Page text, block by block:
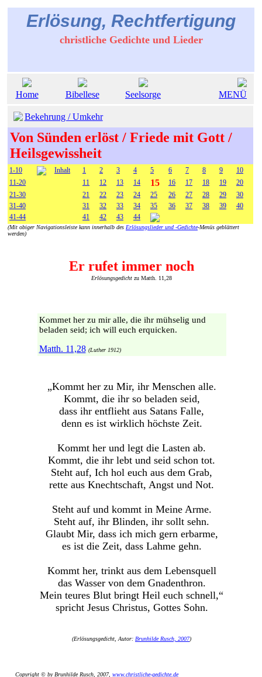
Erlösung, Rechtfertigung
christliche Gedichte und Lieder
Home Bibellese Seelsorge MENÜ
Bekehrung / Umkehr
Von Sünden erlöst / Friede mit Gott /
Heilsgewissheit
1-10 Inhalt 1 2 3 4 5 6 7 8 9
10
11-20
11 12 13 14 15 16 17 18 19
20
21-30
21 22 23 24 25 26 27 28 29
30
31-40
31 32 33 34 35 36 37 38 39
40
41-44
41 42 43 44
(Mit obiger Navigationsleiste kann innerhalb des Erlösungslieder und -Gedichte-Menüs geblättert
werden)
Er rufet immer noch
Erlösungsgedicht zu Matth. 11,28
Kommet her zu mir alle, die ihr mühselig und
beladen seid; ich will euch erquicken.
Matth. 11,28 (Luther 1912)
„Kommt her zu Mir, ihr Menschen alle.
Kommt, die ihr so beladen seid,
dass ihr entflieht aus Satans Falle,
denn es ist wirklich höchste Zeit.
Kommt her und legt die Lasten ab.
Kommt, die ihr lebt und seid schon tot.
Steht auf, Ich hol euch aus dem Grab,
rette aus Knechtschaft, Angst und Not.
Steht auf und kommt in Meine Arme.
Steht auf, ihr Blinden, ihr sollt sehn.
Glaubt Mir, dass ich mich gern erbarme,
es ist die Zeit, dass Lahme gehn.
Kommt her, trinkt aus dem Lebensquell
das Wasser von dem Gnadenthron.
Mein teures Blut bringt Heil euch schnell,“
spricht Jesus Christus, Gottes Sohn.
(Erlösungsgedicht, Autor: Brunhilde Rusch, 2007)
Copyright © by Brunhilde Rusch, 2007, www.christliche-gedichte.de